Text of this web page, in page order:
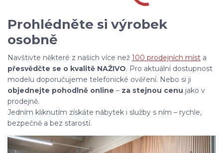
Prohlédněte si výrobek
osobně
Navštivte některé z našich více než 100 prodejních míst a
přesvědčte se o kvalitě NAŽIVO. Pro aktuální dostupnost
modelu doporučujeme telefonické ověření. Nebo si ji
objednejte pohodlně online – za stejnou cenu jako v
prodejně.
Jedním kliknutím získáte nábytek i služby s ním – rychle,
bezpečně a bez starostí.